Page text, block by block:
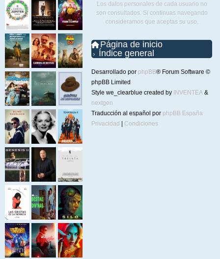
Los datos personales de cada usuario no
son consultados. Si continuas navegando
consideramos que aceptas su uso.
Página de inicio
Índice general
Desarrollado por phpBB® Forum Software ©
phpBB Limited
Style we_clearblue created by INVENTEA &
nextgen
Traducción al español por phpBB España
Privacidad
Condiciones